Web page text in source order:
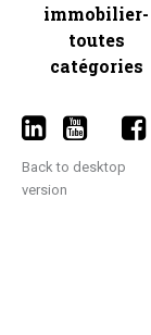
immobilier-
toutes
catégories
Back to desktop
version